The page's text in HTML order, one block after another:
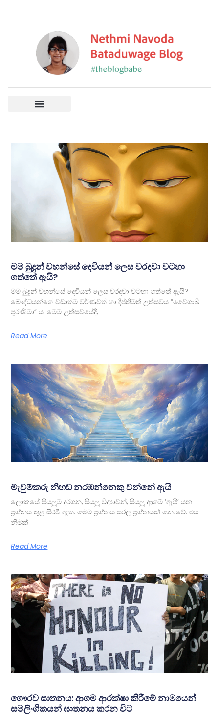
මම බුදුන් වහන්සේ දෙවියන් ලෙස වරදවා වටහා
ගත්තේ ඇයි?
මම බුදුන් වහන්සේ දෙවියන් ලෙස වරදවා වටහා ගත්තේ ඇයි?
බෞද්ධයන්ගේ වඩාත්ම වර්ණවත් හා දීප්තිමත් උත්සවය “වෛශාඛී
පූර්ණිමා” ය. මෙම උත්සවයේදී,
Read More
මැවුම්කරු නිහඬ නරඹන්නෙකු වන්නේ ඇයි
ලෝකයේ සියලුම දර්ශන, සියලු විද්‍යාවන්, සියලු ආගම් ‘ඇයි’ යන
ප්‍රශ්නය තුළ සිරවී ඇත. මෙම ප්‍රශ්නය සරල ප්‍රශ්නයක් නොවේ. එය
නිමක්
Read More
ගෞරව ඝාතනය: ආගම ආරක්ෂා කිරීමේ නාමයෙන්
සමලිංගිකයන් ඝාතනය කරන විට